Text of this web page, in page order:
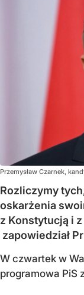
Przemysław Czarnek,
Rozliczymy
oskarżenia
z Konstytucją i
zapowiedział
W czwartek w
programowa PiS